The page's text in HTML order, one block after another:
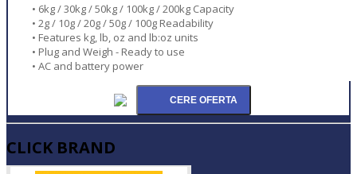
• 6kg / 30kg / 50kg / 100kg / 200kg Capacity
• 2g / 10g / 20g / 50g / 100g Readability
• Features kg, lb, oz and lb:oz units
• Plug and Weigh - Ready to use
• AC and battery power
CLICK BRAND